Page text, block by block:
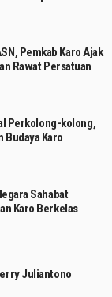
Pemkab Karo Ajak
Rawat Persatuan
Perkolong-kolong,
Karo
Sahabat
Karo Berkelas
Juliantono